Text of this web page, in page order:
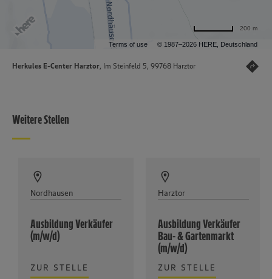
Terms of use © 1987–2026 HERE, Deutschland
200 m
Herkules E-Center Harztor, Im Steinfeld 5, 99768 Harztor
Weitere Stellen
Nordhausen
Ausbildung Verkäufer
(m/w/d)
ZUR STELLE
Harztor
Ausbildung Verkäufer
Bau- & Gartenmarkt
(m/w/d)
ZUR STELLE